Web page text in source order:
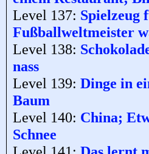
Level 137: Spielzeug
Fußballweltmeister
Level 138:
nass
Level 139: Dinge in
Baum
Level 140: China;
Schnee